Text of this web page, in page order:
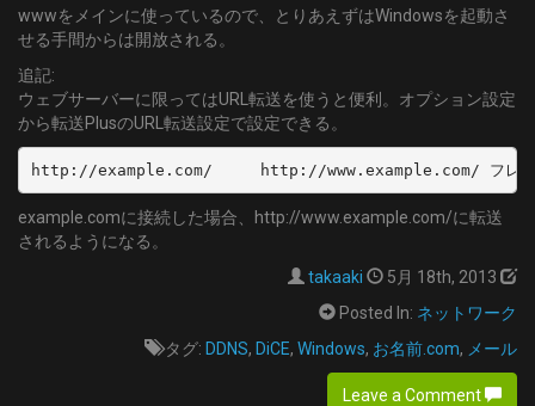
wwwをメインに使っているので、とりあえずはWindowsを起動さ
せる手間からは開放される。
追記:
ウェブサーバーに限ってはURL転送を使うと便利。オプション設定
から転送PlusのURL転送設定で設定できる。
http://
example.comに接続した場合、http://www.example.com/に転送
されるようになる。
takaaki
5月 18th, 2013
Posted In: ネットワーク
タグ: DDNS, DiCE, Windows, お名前.com, メール
Leave a Comment